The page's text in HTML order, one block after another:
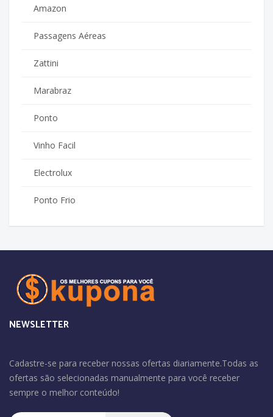
Amazon
Passagens Aéreas
Zattini
Marabraz
Ponto
Vinho Facil
Electrolux
Ponto Frio
NEWSLETTER
Cadastre-se para receber nossas ofertas diariamente.Todas as
ofertas são selecionadas manualmente para você receber
sempre o melhor conteúdo!